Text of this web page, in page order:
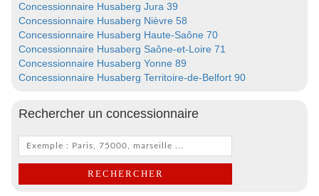
Concessionnaire Husaberg Jura 39
Concessionnaire Husaberg Nièvre 58
Concessionnaire Husaberg Haute-Saône 70
Concessionnaire Husaberg Saône-et-Loire 71
Concessionnaire Husaberg Yonne 89
Concessionnaire Husaberg Territoire-de-Belfort 90
Rechercher un concessionnaire